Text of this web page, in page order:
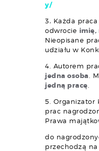
y/
3. Każda
odwrocie imię,
Nieopisane
udziału w
4. Autorem
jedna osoba .
jedną pracę
5. Organizator
prac
Prawa
do
przechodzą na